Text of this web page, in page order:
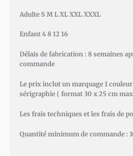
Adulte S M L XL XXL XXXL
Enfant 4 8 12 16
Délais de fabrication : 8 semaines
commande
Le prix inclut un marquage 1
sérigraphie ( format 30 x 25 cm
Les frais techniques et les frais de
Quantité minimum de commande :